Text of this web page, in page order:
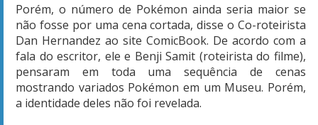
Porém, o número de Pokémon ainda seria maior se
não fosse por uma cena cortada, disse o Co-roteirista
Dan Hernandez ao site ComicBook. De acordo com a
fala do escritor, ele e Benji Samit (roteirista do filme),
pensaram em toda uma sequência de cenas
mostrando variados Pokémon em um Museu. Porém,
a identidade deles não foi revelada.